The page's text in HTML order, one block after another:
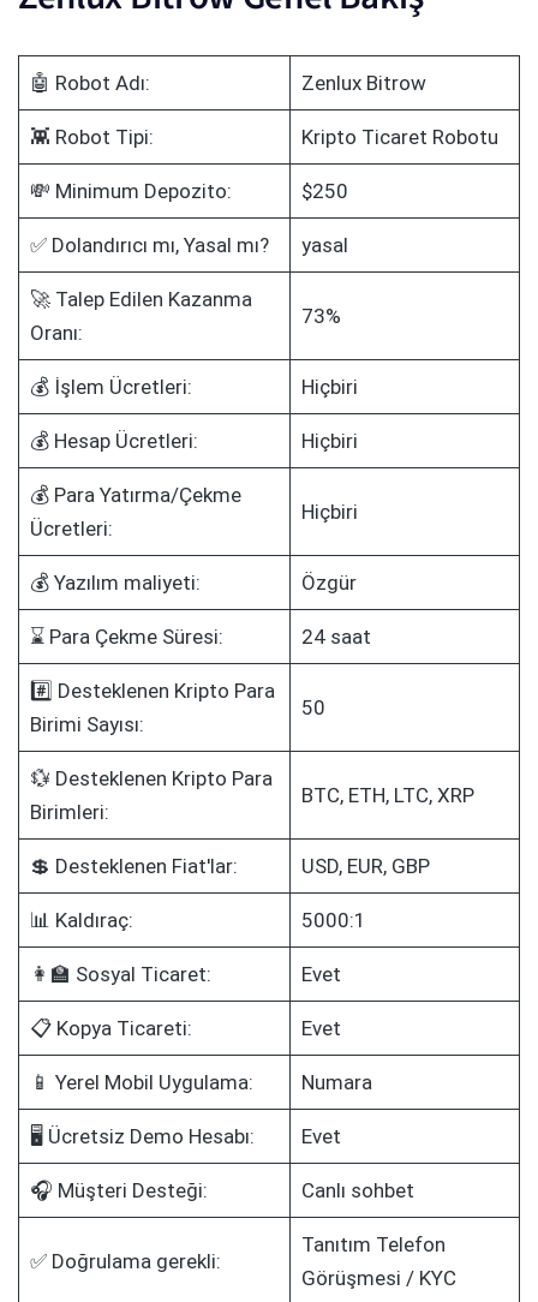
🤖 Robot Adı: Zenlux Bitrow
👾 Robot Tipi: Kripto Ticaret Robotu
💸 Minimum Depozito: $250
✅ Dolandırıcı mı, Yasal mı? yasal
🚀 Talep Edilen Kazanma
Oranı:
73%
💰 İşlem Ücretleri: Hiçbiri
💰 Hesap Ücretleri: Hiçbiri
💰 Para Yatırma/Çekme
Ücretleri:
Hiçbiri
💰 Yazılım maliyeti: Özgür
⌛ Para Çekme Süresi: 24 saat
#️⃣ Desteklenen Kripto Para
Birimi Sayısı:
50
💱 Desteklenen Kripto Para
Birimleri:
BTC, ETH, LTC, XRP
💲 Desteklenen Fiat'lar: USD, EUR, GBP
📊 Kaldıraç: 5000:1
👩‍🏫 Sosyal Ticaret: Evet
📋 Kopya Ticareti: Evet
📱 Yerel Mobil Uygulama: Numara
🖥️ Ücretsiz Demo Hesabı: Evet
🎧 Müşteri Desteği: Canlı sohbet
✅ Doğrulama gerekli:
Tanıtım Telefon
Görüşmesi / KYC